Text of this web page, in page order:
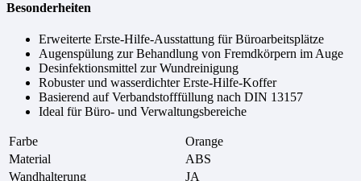
Besonderheiten
Erweiterte Erste-Hilfe-Ausstattung für Büroarbeitsplätze
Augenspülung zur Behandlung von Fremdkörpern im Auge
Desinfektionsmittel zur Wundreinigung
Robuster und wasserdichter Erste-Hilfe-Koffer
Basierend auf Verbandstofffüllung nach DIN 13157
Ideal für Büro- und Verwaltungsbereiche
Farbe
Orange
Material
ABS
Wandhalterung
JA